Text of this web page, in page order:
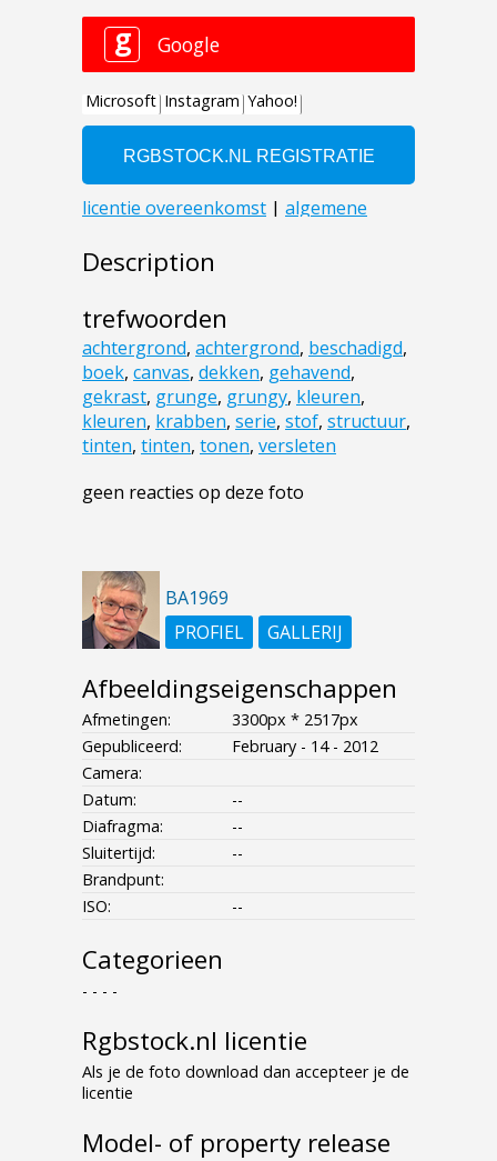
Description
trefwoorden
achtergrond, achtergrond, beschadigd,
boek, canvas, dekken, gehavend,
gekrast, grunge, grungy, kleuren,
kleuren, krabben, serie, stof, structuur,
tinten, tinten, tonen, versleten
geen reacties op deze foto
BA1969
PROFIEL
GALLERIJ
Afbeeldingseigenschappen
Afmetingen:
3300px * 2517px
Gepubliceerd:
February - 14 - 2012
Camera:
Datum:
--
Diafragma:
--
Sluitertijd:
--
Brandpunt:
ISO:
--
Categorieen
- - - -
Rgbstock.nl licentie
Als je de foto download dan accepteer je de
licentie
Model- of property release